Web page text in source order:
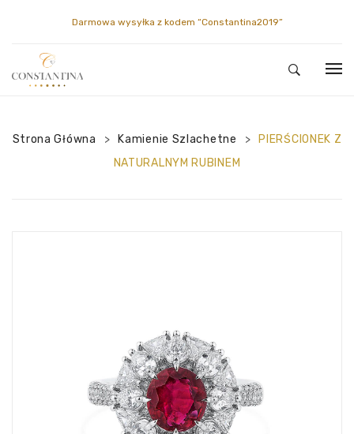
Darmowa wysyłka z kodem “Constantina2019”
SKLEP
KAMIENIE SZLACHETNE
NA ZAMÓWIENIE
CONSTANTINA
Strona Główna > Kamienie Szlachetne >
PIERŚCIONEK Z
NATURALNYM RUBINEM